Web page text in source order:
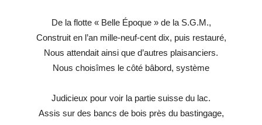
De la flotte « Belle Époque » de la S.G.M.,
Construit en l’an mille-neuf-cent dix, puis restauré,
Nous attendait ainsi que d’autres plaisanciers.
Nous choisîmes le côté bâbord, système
Judicieux pour voir la partie suisse du lac.
Assis sur des bancs de bois près du bastingage,